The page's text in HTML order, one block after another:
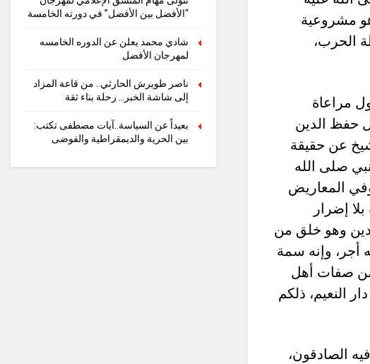
مشروعية
الحرب،
مراعاة
حفظ الدين
عن حقيقة
صلى الله
المعاريض
إضرار
وهو خلق من
وإنه سمة
صفات أهل
النعيم، ذلكم
الصادقون،
“الأفضل بين الأفضل” في دورته الخامسة
شادي محمد يعلن عن الدوره الخامسه
لمهرجان الأفضل
ناصر طويرش الحارثي.. من قاعة المزاد
إلى شاشة الخبر… رحلة بناء ثقة
بعيداً عن السياسة..آيات مصطفى تكتب:
بين الحرية والديمقراطية والفوضى